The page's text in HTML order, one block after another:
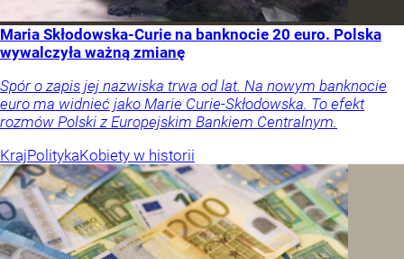
Maria Skłodowska-Curie na banknocie 20 euro. Polska
wywalczyła ważną zmianę
Spór o zapis jej nazwiska trwa od lat. Na nowym banknocie
euro ma widnieć jako Marie Curie-Skłodowska. To efekt
rozmów Polski z Europejskim Bankiem Centralnym.
KrajPolitykaKobiety w historii